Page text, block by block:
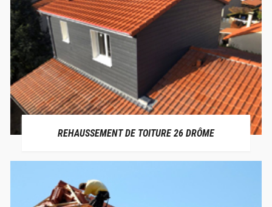
REHAUSSEMENT DE TOITURE 26 DRÔME